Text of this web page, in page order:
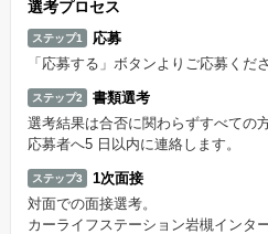
選考プロセス
ステップ1
応募
「応募する」ボタンよりご応募くだ
ステップ2
書類選考
選考結果は合否に関わらずすべての
応募者へ5 日以内に連絡します。
ステップ3
1次面接
対面での面接選考。
カーライフステーション岩槻インタ